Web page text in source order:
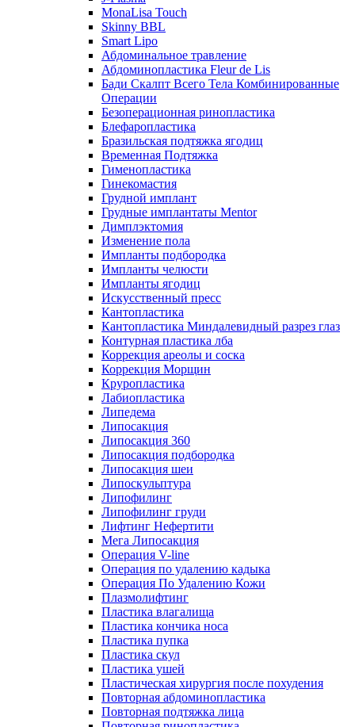
MonaLisa Touch
Skinny BBL
Smart Lipo
Абдоминальное травление
Абдоминопластика Fleur de Lis
Бади Скалпт Всего Тела Комбинированные
Операции
Безоперационная ринопластика
Блефаропластика
Бразильская подтяжка ягодиц
Временная Подтяжка
Гименопластика
Гинекомастия
Грудной имплант
Грудные имплантаты Mentor
Димплэктомия
Изменение пола
Импланты подбородка
Импланты челюсти
Импланты ягодиц
Искусственный пресс
Кантопластика
Кантопластика Миндалевидный разрез глаз
Контурная пластика лба
Коррекция ареолы и соска
Коррекция Морщин
Круропластика
Лабиопластика
Липедема
Липосакция
Липосакция 360
Липосакция подбородка
Липосакция шеи
Липоскульптура
Липофилинг
Липофилинг груди
Лифтинг Нефертити
Мега Липосакция
Операция V-line
Операция по удалению кадыка
Операция По Удалению Кожи
Плазмолифтинг
Пластика влагалища
Пластика кончика носа
Пластика пупка
Пластика скул
Пластика ушей
Пластическая хирургия после похудения
Повторная абдоминопластика
Повторная подтяжка лица